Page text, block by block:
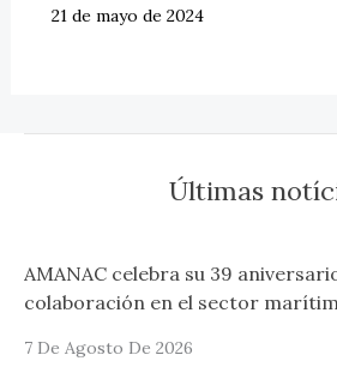
21 de mayo de 2024
Últimas
AMANAC celebra su 39
colaboración en el sector
7 De Agosto De 2026